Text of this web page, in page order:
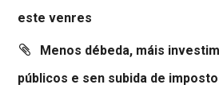
este venres
Menos débeda, máis
públicos e sen subida de